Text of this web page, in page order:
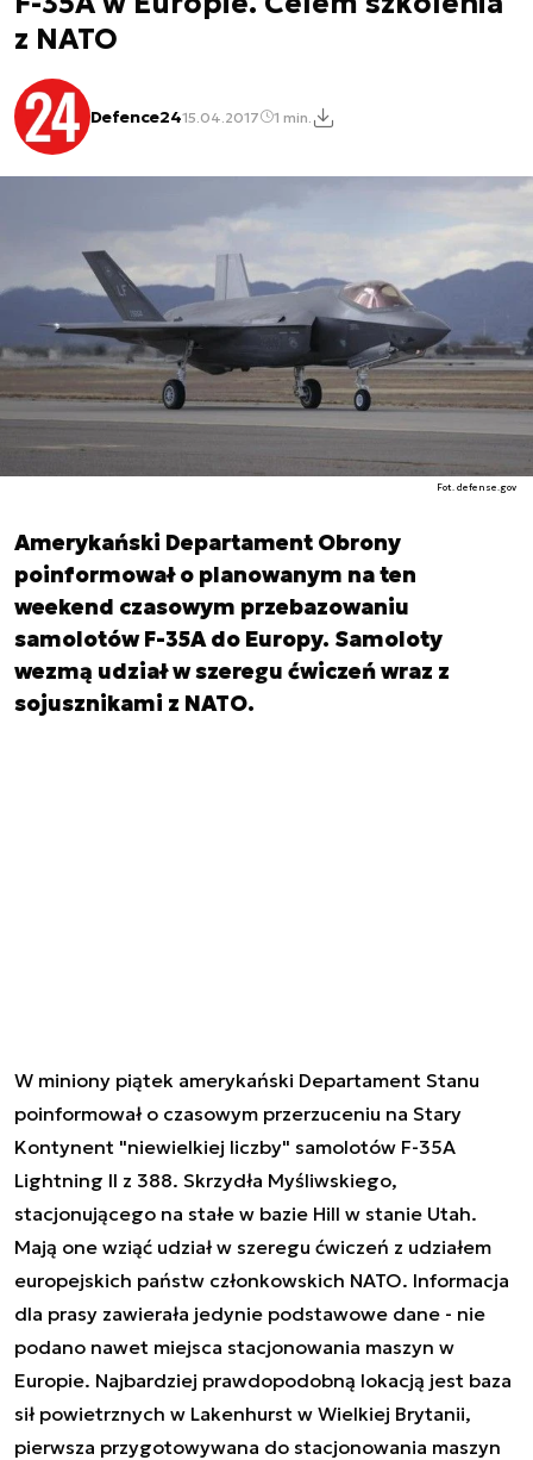
z NATO
Defence2415.04.2017 1 min.
Fot. defense.gov
Amerykański Departament Obrony
poinformował o planowanym na ten
weekend czasowym przebazowaniu
samolotów F-35A do Europy. Samoloty
wezmą udział w szeregu ćwiczeń wraz z
sojusznikami z NATO.
W miniony piątek amerykański Departament Stanu
poinformował o czasowym przerzuceniu na Stary
Kontynent "niewielkiej liczby" samolotów F-35A
Lightning II z 388. Skrzydła Myśliwskiego,
stacjonującego na stałe w bazie Hill w stanie Utah.
Mają one wziąć udział w szeregu ćwiczeń z udziałem
europejskich państw członkowskich NATO. Informacja
dla prasy zawierała jedynie podstawowe dane - nie
podano nawet miejsca stacjonowania maszyn w
Europie. Najbardziej prawdopodobną lokacją jest baza
sił powietrznych w Lakenhurst w Wielkiej Brytanii,
pierwsza przygotowywana do stacjonowania maszyn